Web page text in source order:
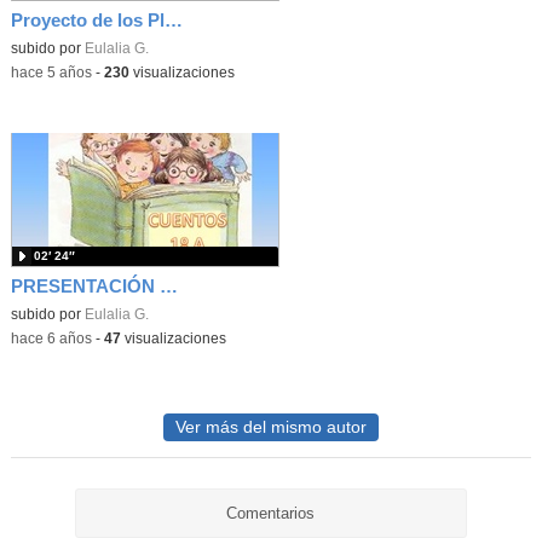
Proyecto de los Planetas y Sistema Solar
Contenido educativo.
subido por Eulalia G.
-hace 5 años- 230visualizaciones
PRESENTACIÓN DIA DEL LIBRO 1º A
subido por Eulalia G.
02′ 24″
-hace 6 años- 47 visualizaciones
Ver más del mismo autor
Comentarios